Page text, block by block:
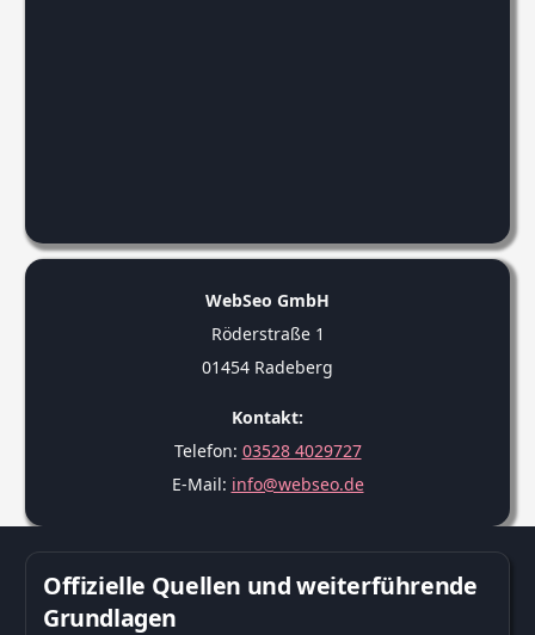
WebSeo GmbH
Röderstraße 1
01454 Radeberg
Kontakt:
Telefon: 03528 4029727
E-Mail: info@webseo.de
Offizielle Quellen und weiterführende
Grundlagen